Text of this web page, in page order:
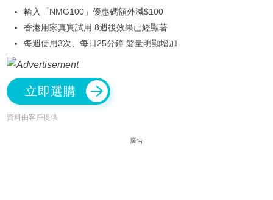
輸入「NMG100」優惠碼額外減$100
香港用家真實試用 8週後效果已經顯著
每週使用3次、每日25分鐘 髮量明顯增加
立即選購
資料由客戶提供
廣告